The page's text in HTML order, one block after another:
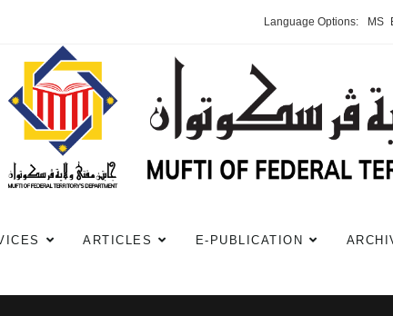
Language Options: MS
ARTICLES E-PUBLICATION